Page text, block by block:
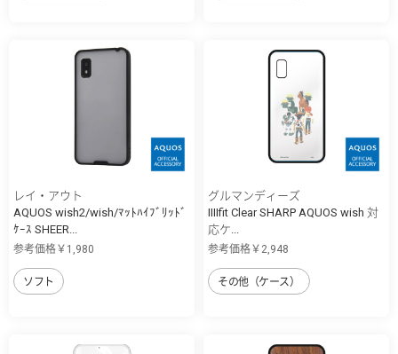
レイ・アウト
AQUOS wish2/wish/ﾏｯﾄﾊｲﾌﾞﾘｯﾄﾞ
ｹｰｽ SHEER...
参考価格￥1,980
ソフト
グルマンディーズ
IIIIfit Clear SHARP AQUOS wish 対
応ケ...
参考価格￥2,948
その他（ケース）